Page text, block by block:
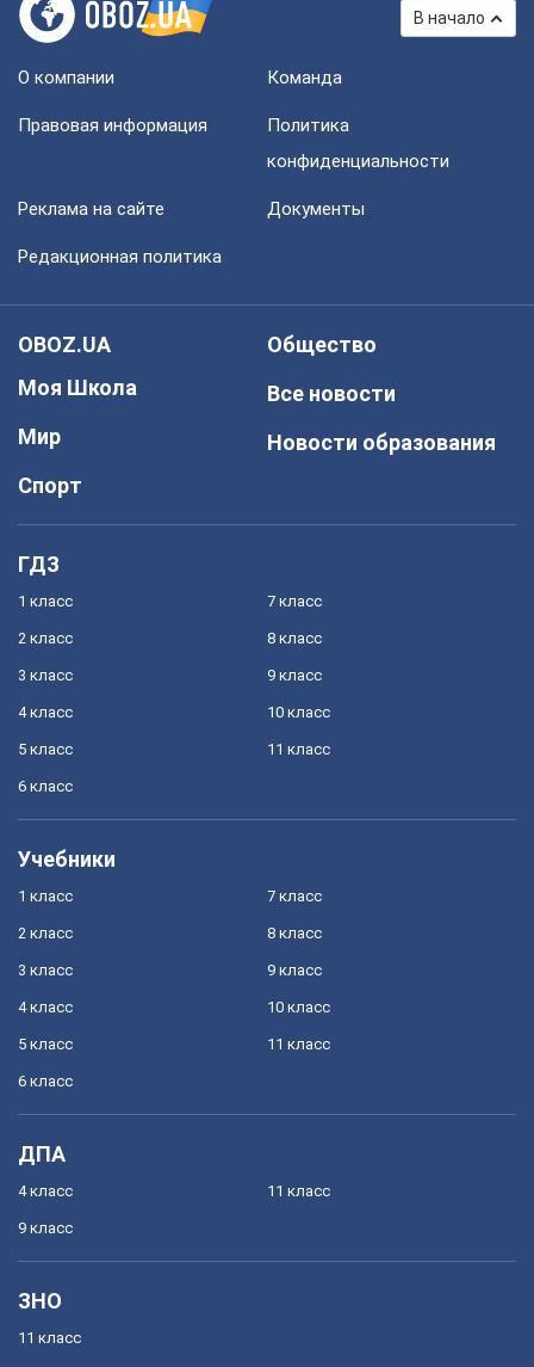
В начало
О компании Команда
Правовая информация
Политика
конфиденциальности
Реклама на сайте Документы
Редакционная политика
OBOZ.UA
Моя Школа
Мир
Спорт
Общество
Все новости
Новости образования
ГДЗ
1 класс
2 класс
3 класс
4 класс
5 класс
6 класс
7 класс
8 класс
9 класс
10 класс
11 класс
Учебники
1 класс
2 класс
3 класс
4 класс
5 класс
6 класс
7 класс
8 класс
9 класс
10 класс
11 класс
ДПА
4 класс
9 класс
11 класс
ЗНО
11 класс